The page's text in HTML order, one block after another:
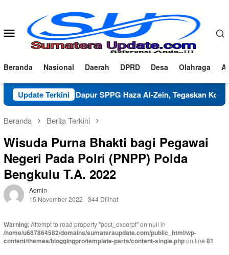
Menu
Mobile
Beranda Nasional Daerah DPRD Desa Olahraga
Update Terkini
Dapur SPPG Haza Al-Zein, Tegaskan Komitmen Jaga
Beranda Berita Terkini
Wisuda Purna Bhakti bagi Pegawai
Negeri Pada Polri (PNPP) Polda
Bengkulu T.A. 2022
Admin
15 November 2022
344 Dilihat
Warning: Attempt to read property "post_excerpt" on null in
/home/u687864582/domains/sumateraupdate.com/public_html/wp-
content/themes/bloggingpro/template-parts/content-single.phpon line 81